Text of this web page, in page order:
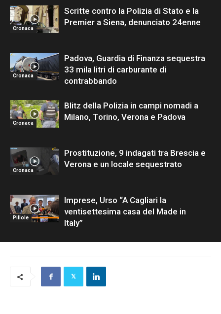
Cronaca
Scritte contro la Polizia di Stato e la
Premier a Siena, denunciato 24enne
Cronaca
Padova, Guardia di Finanza sequestra
33 mila litri di carburante di
contrabbando
Cronaca
Blitz della Polizia in campi nomadi a
Milano, Torino, Verona e Padova
Cronaca
Prostituzione, 9 indagati tra Brescia e
Verona e un locale sequestrato
Pillole
Imprese, Urso “A Cagliari la
ventisettesima casa del Made in
Italy”